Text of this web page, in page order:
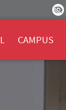
CAMPUS